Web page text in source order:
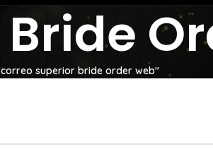
superior bride order web"